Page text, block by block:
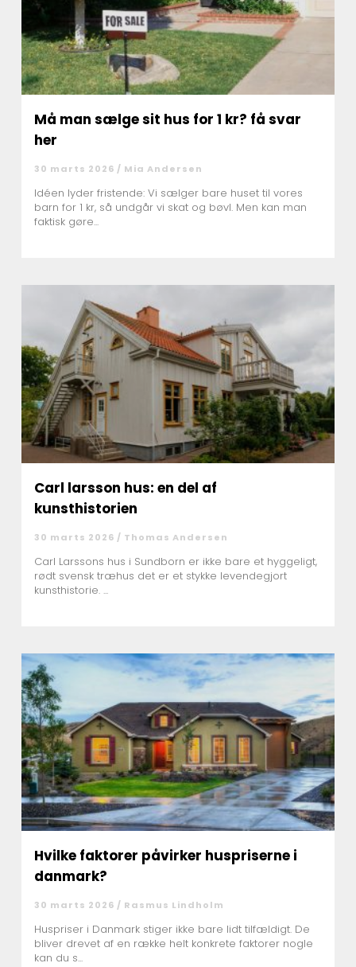
Må man sælge sit hus for 1 kr? få svar
her
30 marts 2026 / Mia Andersen
Idéen lyder fristende: Vi sælger bare huset til vores
barn for 1 kr, så undgår vi skat og bøvl. Men kan man
faktisk gøre...
Carl larsson hus: en del af
kunsthistorien
30 marts 2026 / Thomas Andersen
Carl Larssons hus i Sundborn er ikke bare et hyggeligt,
rødt svensk træhus det er et stykke levendegjort
kunsthistorie. ...
Hvilke faktorer påvirker huspriserne i
danmark?
30 marts 2026 / Rasmus Lindholm
Huspriser i Danmark stiger ikke bare lidt tilfældigt. De
bliver drevet af en række helt konkrete faktorer nogle
kan du s...